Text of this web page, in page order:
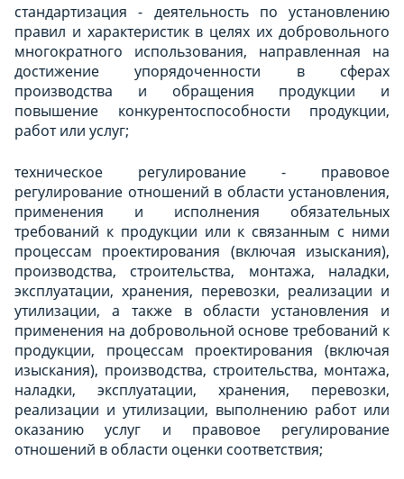
стандартизация - деятельность по установлению
правил и характеристик в целях их добровольного
многократного использования, направленная на
достижение упорядоченности в сферах
производства и обращения продукции и
повышение конкурентоспособности продукции,
работ или услуг;
техническое регулирование - правовое
регулирование отношений в области установления,
применения и исполнения обязательных
требований к продукции или к связанным с ними
процессам проектирования (включая изыскания),
производства, строительства, монтажа, наладки,
эксплуатации, хранения, перевозки, реализации и
утилизации, а также в области установления и
применения на добровольной основе требований к
продукции, процессам проектирования (включая
изыскания), производства, строительства, монтажа,
наладки, эксплуатации, хранения, перевозки,
реализации и утилизации, выполнению работ или
оказанию услуг и правовое регулирование
отношений в области оценки соответствия;